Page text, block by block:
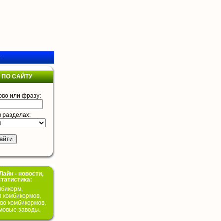
САЙТУ
или фразу:
разделах:
- новости,
комбикормов,
комбикормов,
заводы.